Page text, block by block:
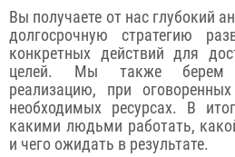
Вы получаете от нас глубокий
долгосрочную стратегию
конкретных действий для
целей. Мы также берем
реализацию, при
необходимых ресурсах. В
какими людьми работать,
и чего ожидать в результате.